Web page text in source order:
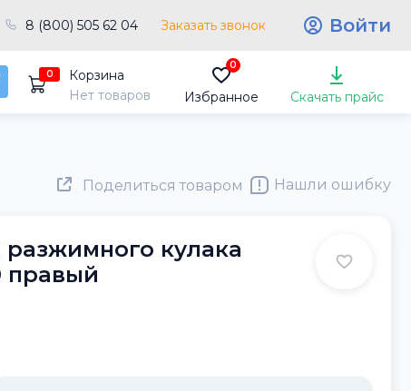
8 (800) 505 62 04 Заказать звонок Войти
0
Корзина
Нет товаров
0
Избранное Скачать прайс
Поделиться товаром Нашли ошибку
кулака
правый